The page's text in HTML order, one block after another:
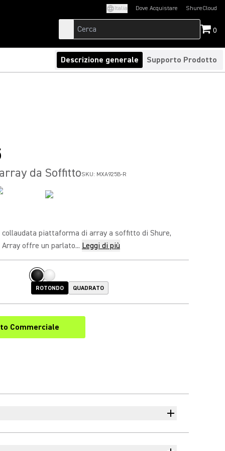
Italia Dove Acquistare ShureCloud
(Opens in a new
0
Descrizione generale Supporto Prodotto
da SoffittoSKU: MXA925B-R
piattaforma di array a soffitto di Shure,
Array offre un parlato... Leggi di più
ROTONDO QUADRATO
Commerciale